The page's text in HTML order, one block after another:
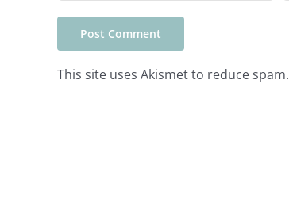
This site uses Akismet to reduce spam.